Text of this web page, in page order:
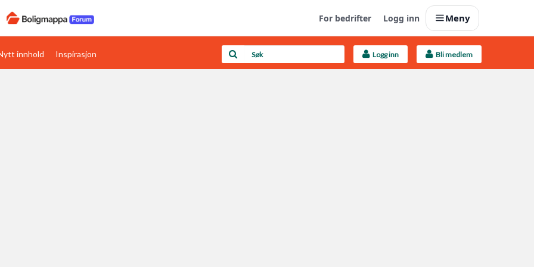
For bedrifter Logg inn Meny
Boligens papirer Last opp selv
innhold Inspirasjon Logg inn Bli medlem